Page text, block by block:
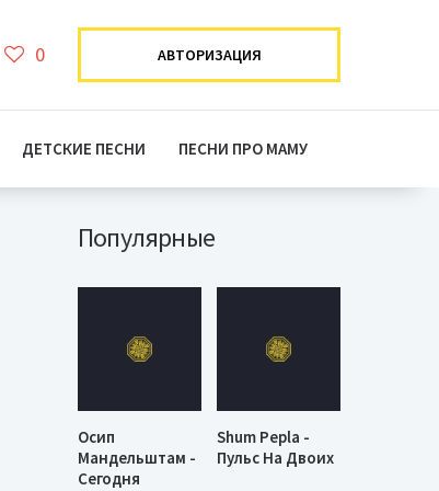
0 АВТОРИЗАЦИЯ
ДЕТСКИЕ ПЕСНИ ПЕСНИ ПРО МАМУ
Популярные
Осип
Мандельштам -
Сегодня
Shum Pepla -
Пульс На Двоих